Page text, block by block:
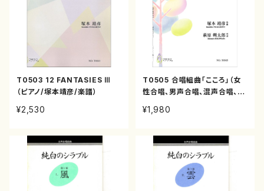
T0503 12 FANTASIES Ⅲ
（ピアノ/塚本靖彦/楽譜）
¥2,530
T0505 合唱組曲「こころ」（女
性合唱、男声合唱、混声合唱、ピ
¥1,980